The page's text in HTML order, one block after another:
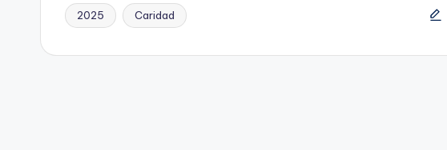
Etiquetas:
2025 Caridad